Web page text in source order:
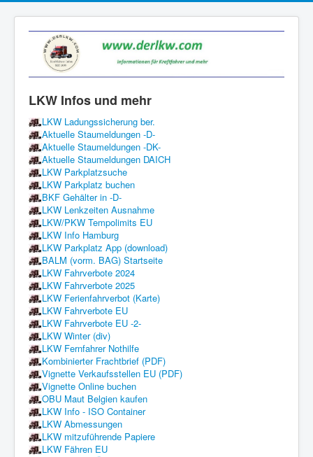
LKW Infos und mehr
LKW Ladungssicherung ber.
Aktuelle Staumeldungen -D-
Aktuelle Staumeldungen -DK-
Aktuelle Staumeldungen DAICH
LKW Parkplatzsuche
LKW Parkplatz buchen
BKF Gehälter in -D-
LKW Lenkzeiten Ausnahme
LKW/PKW Tempolimits EU
LKW Info Hamburg
LKW Parkplatz App (download)
BALM (vorm. BAG) Startseite
LKW Fahrverbote 2024
LKW Fahrverbote 2025
LKW Ferienfahrverbot (Karte)
LKW Fahrverbote EU
LKW Fahrverbote EU -2-
LKW Winter (div)
LKW Fernfahrer Nothilfe
Kombinierter Frachtbrief (PDF)
Vignette Verkaufsstellen EU (PDF)
Vignette Online buchen
OBU Maut Belgien kaufen
LKW Info - ISO Container
LKW Abmessungen
LKW mitzuführende Papiere
LKW Fähren EU